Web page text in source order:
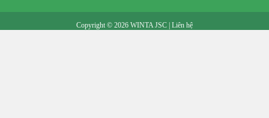
Copyright © 2026 WINTA JSC | Liên hệ